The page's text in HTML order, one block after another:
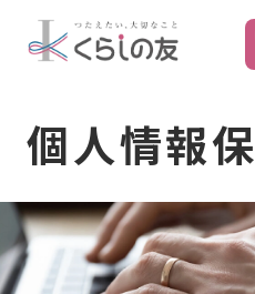
個人情報